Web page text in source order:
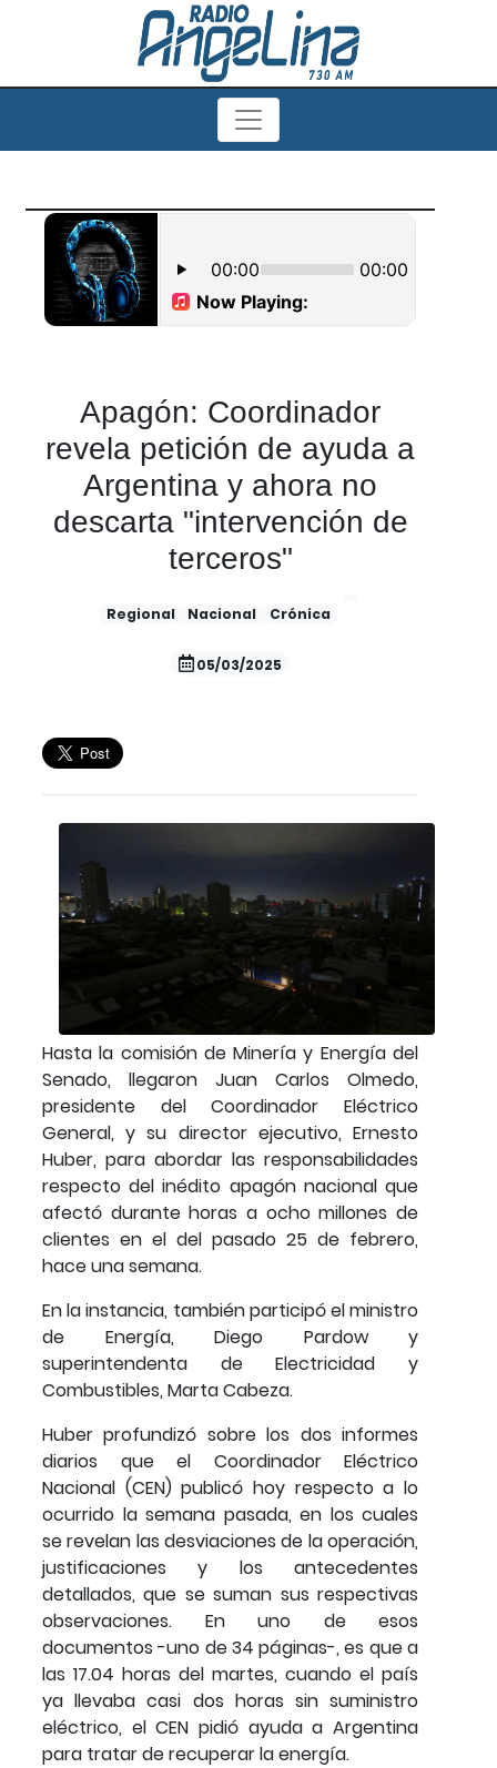
Apagón: Coordinador
revela petición de ayuda a
Argentina y ahora no
descarta "intervención de
terceros"
Regional Nacional Crónica
05/03/2025
Hasta la comisión de Minería y Energía del
Senado, llegaron Juan Carlos Olmedo,
presidente del Coordinador Eléctrico
General, y su director ejecutivo, Ernesto
Huber, para abordar las responsabilidades
respecto del inédito apagón nacional que
afectó durante horas a ocho millones de
clientes en el del pasado 25 de febrero,
hace una semana.
En la instancia, también participó el ministro
de Energía, Diego Pardow y
superintendenta de Electricidad y
Combustibles, Marta Cabeza.
Huber profundizó sobre los dos informes
diarios que el Coordinador Eléctrico
Nacional (CEN) publicó hoy respecto a lo
ocurrido la semana pasada, en los cuales
se revelan las desviaciones de la operación,
justificaciones y los antecedentes
detallados, que se suman sus respectivas
observaciones. En uno de esos
documentos -uno de 34 páginas-, es que a
las 17.04 horas del martes, cuando el país
ya llevaba casi dos horas sin suministro
eléctrico, el CEN pidió ayuda a Argentina
para tratar de recuperar la energía.